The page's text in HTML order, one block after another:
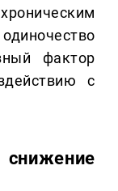
фактор
с
снижение